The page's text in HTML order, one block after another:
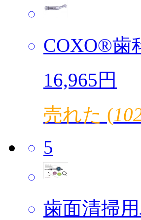
COXO®歯
16,965円
売れた (
5
歯面清掃